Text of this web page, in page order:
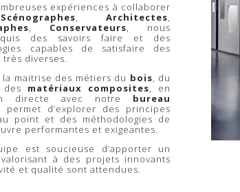
expériences à collaborer
Scénographes,Architectes,
, Conservateurs, nous
des savoirs faire et des
capables de satisfaire des
très diverses.
la maitrise des métiers du bois, du
matériaux composites, en
directe avec notre bureau
permet d’explorer des principes
point et des méthodologies de
performantes et exigeantes.
est soucieuse d’apporter un
à des projets innovants
et qualité sont attendues.